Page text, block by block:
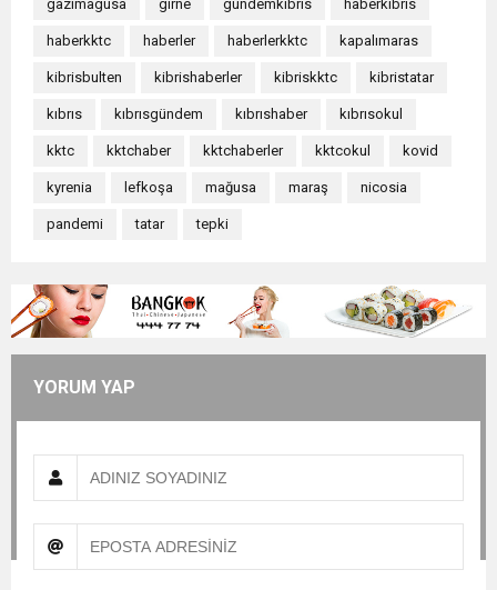
gazimagusa girne gündemkıbrıs haberkıbrıs
haberkktc haberler haberlerkktc kapalımaras
kibrisbulten kibrishaberler kibriskktc kibristatar
kıbrıs kıbrısgündem kıbrıshaber kıbrısokul
kktc kktchaber kktchaberler kktcokul kovid
kyrenia lefkoşa mağusa maraş nicosia
pandemi tatar tepki
YORUM YAP